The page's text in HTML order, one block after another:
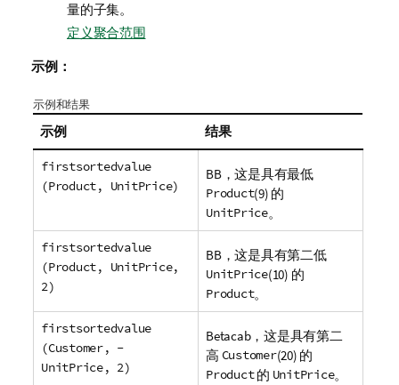
量的子集。
定义聚合范围
示例：
示例和结果
示例 结果
firstsortedvalue
(Product, UnitPrice)
BB，这是具有最低
Product(9) 的
UnitPrice。
firstsortedvalue
(Product, UnitPrice,
2)
BB，这是具有第二低
UnitPrice(10) 的
Product。
firstsortedvalue
(Customer, -
UnitPrice, 2)
Betacab，这是具有第二
高 Customer(20) 的
Product的 UnitPrice。